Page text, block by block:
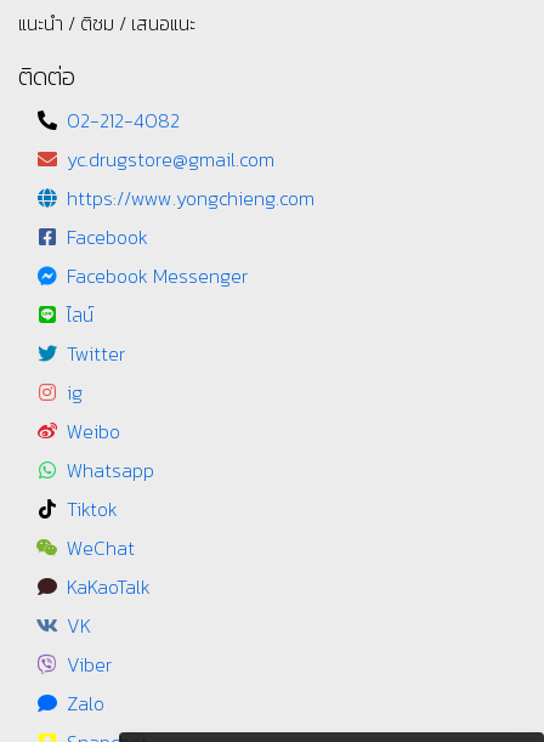
แนะนำ / ติชม / เสนอแนะ
ติดต่อ
02-212-4082
yc.drugstore@gmail.com
https://www.yongchieng.com
Facebook
Facebook Messenger
ไลน์
Twitter
ig
Weibo
Whatsapp
Tiktok
WeChat
KaKaoTalk
VK
Viber
Zalo